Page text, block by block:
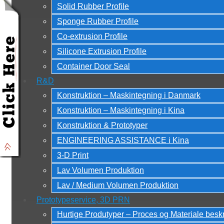
Solid Rubber Profile
Sponge Rubber Profile
Co-extrusion Profile
Silicone Extrusion Profile
Container Door Seal
R&D
Konstruktion – Maskintegning i Danmark
Konstruktion – Maskintegning i Kina
Konstruktion & Prototyper
ENGINEERING ASSISTANCE i Kina
3-D Print
Lav Volumen Produktion
Lav / Medium Volumen Produktion
Prototypeservice, 3D PRN
Hurtige Produtyper – Proces og Materiale